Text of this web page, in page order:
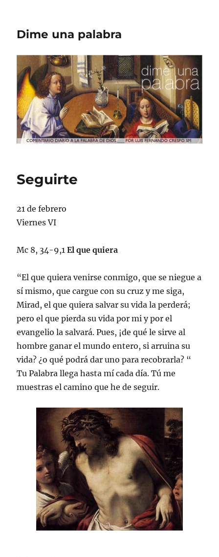
Dime una palabra
Seguirte
21 de febrero
Viernes VI
Mc 8, 34-9,1El que quiera
“El que quiera venirse conmigo, que se niegue a
sí mismo, que cargue con su cruz y me siga,
Mirad, el que quiera salvar su vida la perderá;
pero el que pierda su vida por mi y por el
evangelio la salvará. Pues, ¡de qué le sirve al
hombre ganar el mundo entero, si arruina su
vida? ¿o qué podrá dar uno para recobrarla? “
Tu Palabra llega hasta mí cada día. Tú me
muestras el camino que he de seguir.